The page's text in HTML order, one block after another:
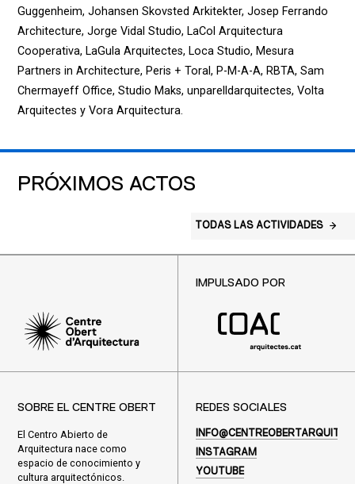
Guggenheim, Johansen Skovsted Arkitekter, Josep Ferrando
Architecture, Jorge Vidal Studio, LaCol Arquitectura
Cooperativa, LaGula Arquitectes, Loca Studio, Mesura
Partners in Architecture, Peris + Toral, P-M-A-A, RBTA, Sam
Chermayeff Office, Studio Maks, unparelldarquitectes, Volta
Arquitectes y Vora Arquitectura.
PRÓXIMOS ACTOS
TODAS LAS ACTIVIDADES
IMPULSADO POR
SOBRE EL CENTRE OBERT
El Centro Abierto de
Arquitectura nace como
espacio de conocimiento y
cultura arquitectónicos.
REDES SOCIALES
INSTAGRAM
YOUTUBE